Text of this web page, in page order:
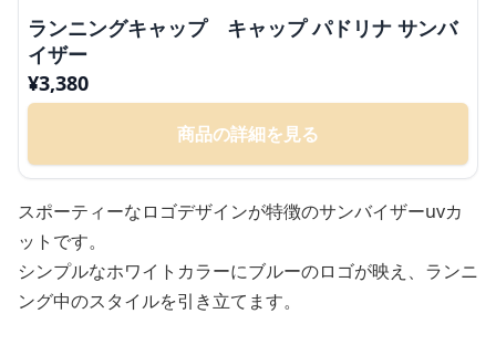
ランニングキャップ キャップ パドリナ サンバ
イザー
¥3,380
商品の詳細を見る
スポーティーなロゴデザインが特徴のサンバイザーuvカ
ットです。
シンプルなホワイトカラーにブルーのロゴが映え、ランニ
ング中のスタイルを引き立てます。